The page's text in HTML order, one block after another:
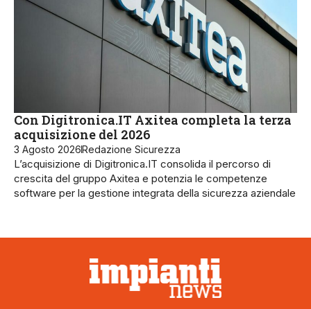
Con Digitronica.IT Axitea completa la terza
acquisizione del 2026
3 Agosto 2026Redazione Sicurezza
L’acquisizione di Digitronica.IT consolida il percorso di
crescita del gruppo Axitea e potenzia le competenze
software per la gestione integrata della sicurezza aziendale